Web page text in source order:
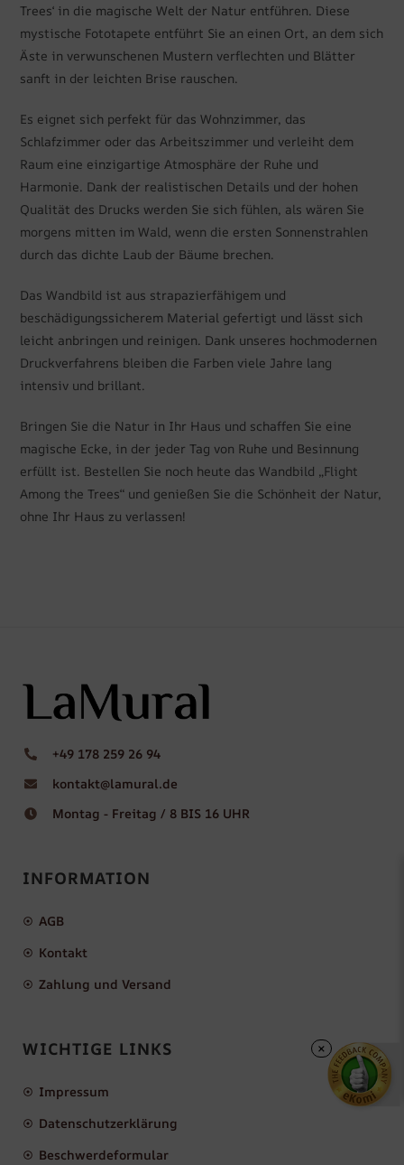
Trees‘ in die magische Welt der Natur entführen. Diese
mystische Fototapete entführt Sie an einen Ort, an dem sich
Äste in verwunschenen Mustern verflechten und Blätter
sanft in der leichten Brise rauschen.
Es eignet sich perfekt für das Wohnzimmer, das
Schlafzimmer oder das Arbeitszimmer und verleiht dem
Raum eine einzigartige Atmosphäre der Ruhe und
Harmonie. Dank der realistischen Details und der hohen
Qualität des Drucks werden Sie sich fühlen, als wären Sie
morgens mitten im Wald, wenn die ersten Sonnenstrahlen
durch das dichte Laub der Bäume brechen.
Das Wandbild ist aus strapazierfähigem und
beschädigungssicherem Material gefertigt und lässt sich
leicht anbringen und reinigen. Dank unseres hochmodernen
Druckverfahrens bleiben die Farben viele Jahre lang
intensiv und brillant.
Bringen Sie die Natur in Ihr Haus und schaffen Sie eine
magische Ecke, in der jeder Tag von Ruhe und Besinnung
erfüllt ist. Bestellen Sie noch heute das Wandbild „Flight
Among the Trees“ und genießen Sie die Schönheit der Natur,
ohne Ihr Haus zu verlassen!
+49 178 259 26 94
kontakt@lamural.de
Montag - Freitag / 8 BIS 16 UHR
INFORMATION
AGB
Kontakt
Zahlung und Versand
WICHTIGE LINKS
Impressum
Datenschutzerklärung
Beschwerdeformular
×